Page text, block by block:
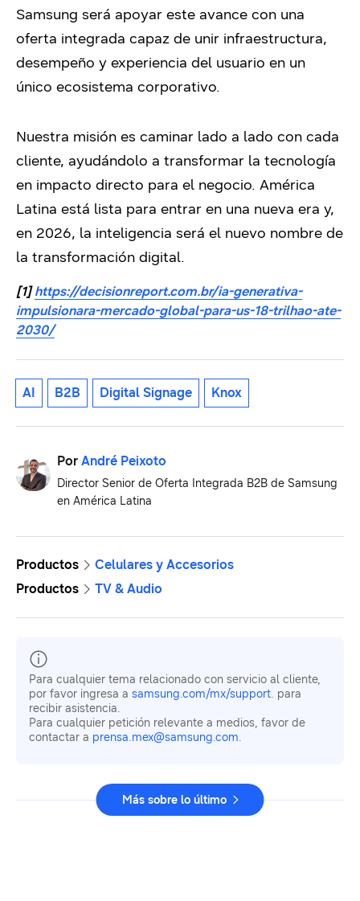
Samsung será apoyar este avance con una
oferta integrada capaz de unir infraestructura,
desempeño y experiencia del usuario en un
único ecosistema corporativo.
Nuestra misión es caminar lado a lado con cada
cliente, ayudándolo a transformar la tecnología
en impacto directo para el negocio. América
Latina está lista para entrar en una nueva era y,
en 2026, la inteligencia será el nuevo nombre de
la transformación digital.
[1]https://decisionreport.com.br/ia-generativa-
impulsionara-mercado-global-para-us-18-trilhao-ate-
2030/
AI B2B Digital Signage Knox
Por André Peixoto
Director Senior de Oferta Integrada B2B de Samsung
en América Latina
Productos
Celulares y Accesorios
Productos
TV & Audio
Para cualquier tema relacionado con servicio al cliente,
por favor ingresa a samsung.com/mx/support. para
recibir asistencia.
Para cualquier petición relevante a medios, favor de
contactar a prensa.mex@samsung.com.
Más sobre lo último